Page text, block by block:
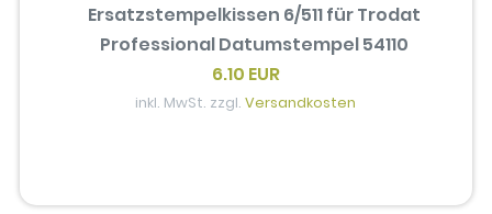
Ersatzstempelkissen 6/511 für Trodat
Professional Datumstempel 54110
6.10 EUR
inkl. MwSt. zzgl.Versandkosten